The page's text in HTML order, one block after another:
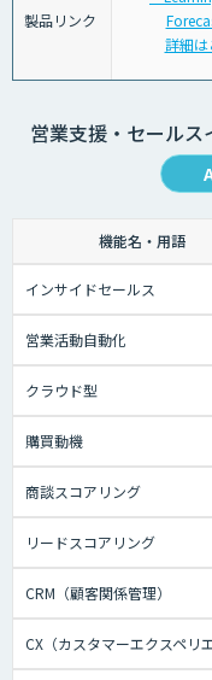
製品リンク
詳細は
営業支援・セール
機能名・用語
インサイドセールス
営業活動自動化
クラウド型
購買動機
商談スコアリング
リードスコアリング
CRM（顧客関係管理）
CX（カスタマーエクスペリ